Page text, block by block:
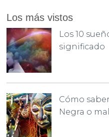
Los más vistos
Los 10
significado
Cómo
Negra o